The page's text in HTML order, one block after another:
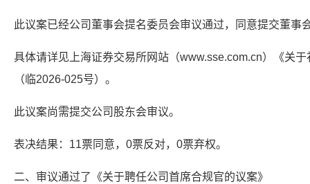
此议案已经公司董事会提名委员会审议通过，同意提交董事
具体请详见上海证券交易所网站（www.sse.com.cn）《关
（临2026-025号）。
此议案尚需提交公司股东会审议。
表决结果：11票同意，0票反对，0票弃权。
二、审议通过了《关于聘任公司首席合规官的议案》